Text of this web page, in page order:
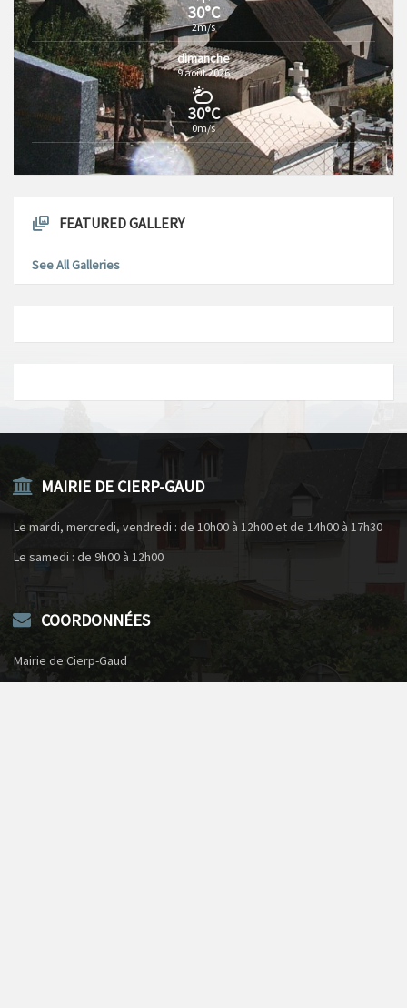
30°C
2m/s
dimanche
9 août 2026
30°C
0m/s
FEATURED GALLERY
See All Galleries
MAIRIE DE CIERP-GAUD
Le mardi, mercredi, vendredi : de 10h00 à 12h00 et de 14h00 à 17h30
Le samedi : de 9h00 à 12h00
COORDONNÉES
Mairie de Cierp-Gaud